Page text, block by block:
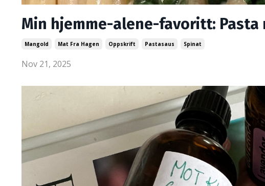
Min hjemme-alene-favoritt: Pasta
Mangold Mat Fra Hagen Oppskrift Pastasaus Spinat
Nov 21, 2025